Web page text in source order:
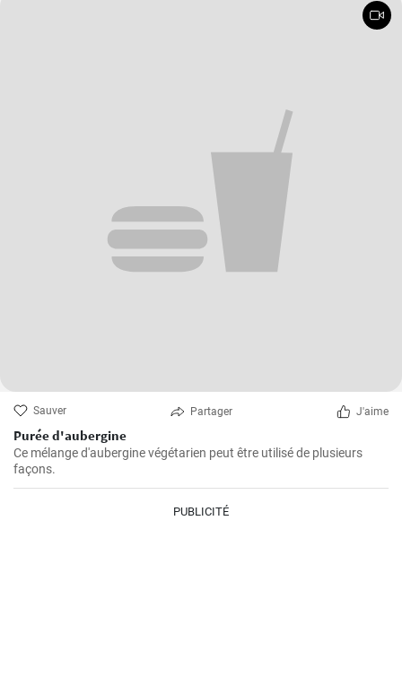
Sauver Partager J'aime
Purée d'aubergine
Ce mélange d'aubergine végétarien peut être utilisé de plusieurs
façons.
PUBLICITÉ